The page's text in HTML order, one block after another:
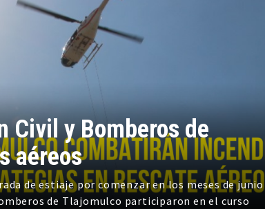
Civil y Bomberos de
aéreos
de estiaje por comenzar en los meses de junio
de Tlajomulco participaron en el curso